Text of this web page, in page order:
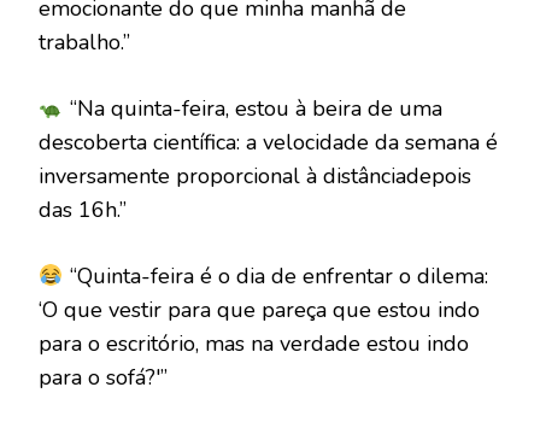
emocionante do que minha manhã de
trabalho.”
“Na quinta-feira, estou à beira de uma
descoberta científica: a velocidade da semana é
inversamente proporcional à distânciadepois
das 16h.”
“Quinta-feira é o dia de enfrentar o dilema:
‘O que vestir para que pareça que estou indo
para o escritório, mas na verdade estou indo
para o sofá?'”